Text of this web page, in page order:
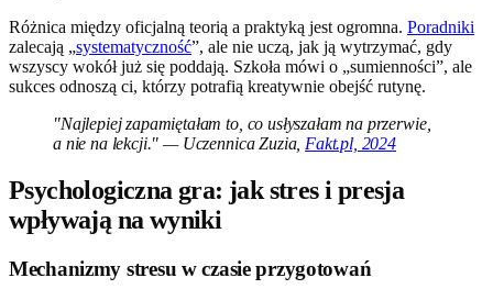
Różnica między oficjalną teorią a praktyką jest ogromna. Poradniki
zalecają „systematyczność”, ale nie uczą, jak ją wytrzymać, gdy
wszyscy wokół już się poddają. Szkoła mówi o „sumienności”, ale
sukces odnoszą ci, którzy potrafią kreatywnie obejść rutynę.
"Najlepiej zapamiętałam to, co usłyszałam na przerwie,
a nie na lekcji." — Uczennica Zuzia, Fakt.pl, 2024
Psychologiczna gra: jak stres i presja
wpływają na wyniki
Mechanizmy stresu w czasie przygotowań